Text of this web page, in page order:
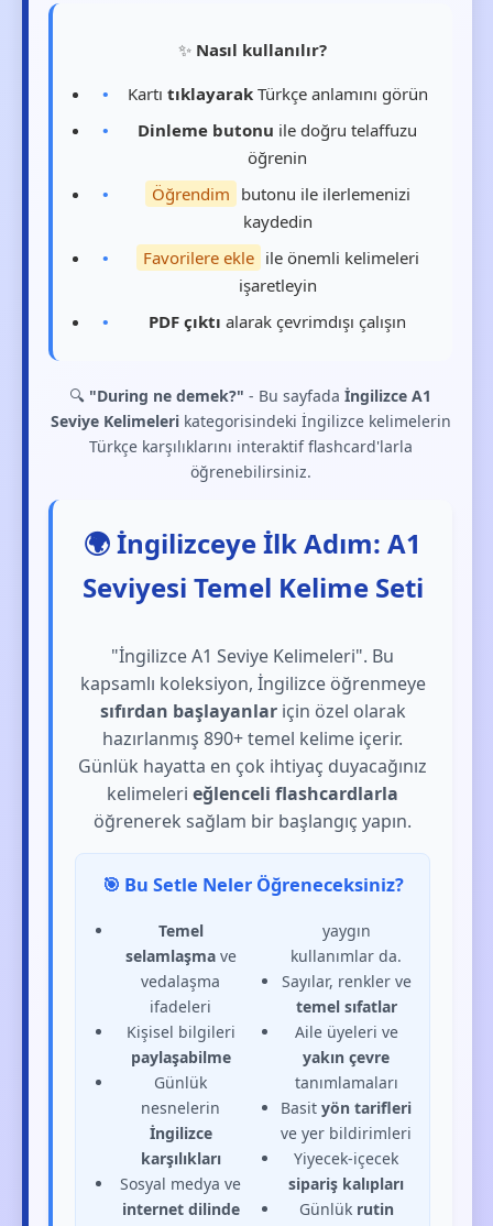
✨ Nasıl kullanılır?
Kartı tıklayarakTürkçe anlamını görün
Dinleme butonu ile doğru telaffuzu
öğrenin
Öğrendim butonu ile ilerlemenizi
kaydedin
Favorilere ekle ile önemli kelimeleri
işaretleyin
PDF çıktı alarak çevrimdışı çalışın
🔍 "During ne demek?" - Bu sayfadaİngilizce A1
Seviye Kelimelerikategorisindeki İngilizce kelimelerin
Türkçe karşılıklarını interaktif flashcard'larla
öğrenebilirsiniz.
🌍 İngilizceye İlk Adım: A1
Seviyesi Temel Kelime Seti
"İngilizce A1 Seviye Kelimeleri". Bu
kapsamlı koleksiyon, İngilizce öğrenmeye
sıfırdan başlayanlariçin özel olarak
hazırlanmış 890+ temel kelime içerir.
Günlük hayatta en çok ihtiyaç duyacağınız
kelimelerieğlenceli flashcardlarla
öğrenerek sağlam bir başlangıç yapın.
🎯 Bu Setle Neler Öğreneceksiniz?
Temel
selamlaşmave
vedalaşma
ifadeleri
Kişisel bilgileri
paylaşabilme
Günlük
nesnelerin
İngilizce
karşılıkları
Sosyal medya ve
internet dilinde
yaygın
kullanımlar da.
Sayılar, renkler ve
temel sıfatlar
Aile üyeleri ve
yakın çevre
tanımlamaları
Basityön tarifleri
ve yer bildirimleri
Yiyecek-içecek
sipariş kalıpları
Günlük rutin